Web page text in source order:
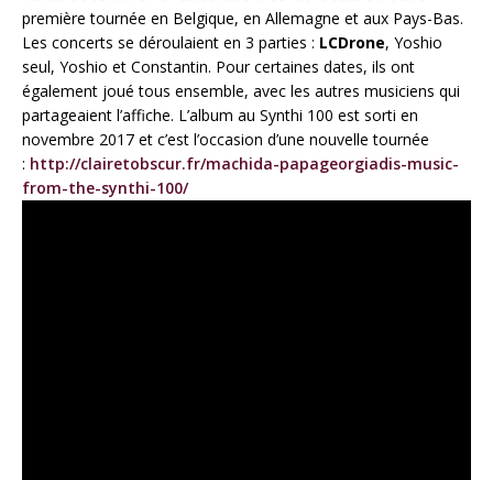
première tournée en Belgique, en Allemagne et aux Pays-Bas.
Les concerts se déroulaient en 3 parties : LCDrone, Yoshio
seul, Yoshio et Constantin. Pour certaines dates, ils ont
également joué tous ensemble, avec les autres musiciens qui
partageaient l’affiche. L’album au Synthi 100 est sorti en
novembre 2017 et c’est l’occasion d’une nouvelle tournée
: http://clairetobscur.fr/machida-papageorgiadis-music-
from-the-synthi-100/